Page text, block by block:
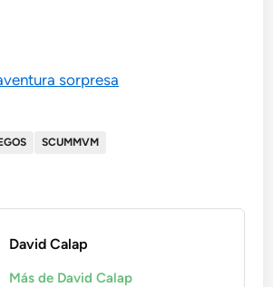
sorpresa
SCUMMVM
David Calap
Más de David Calap